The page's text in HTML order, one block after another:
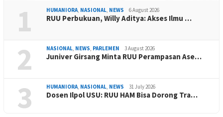
1 HUMANIORA, NASIONAL, NEWS 6 August 2026
RUU Perbukuan, Willy Aditya: Akses Ilmu …
2 NASIONAL, NEWS, PARLEMEN 3 August 2026
Juniver Girsang Minta RUU Perampasan Ase…
3 HUMANIORA, NASIONAL, NEWS 31 July 2026
Dosen Ilpol USU: RUU HAM Bisa Dorong Tra…